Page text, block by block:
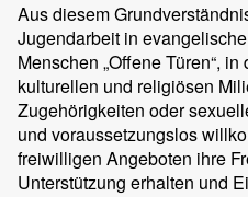
Aus diesem
Jugendarbeit in
Menschen „Offene Türen“,
kulturellen und religiösen
Zugehörigkeiten oder
und voraussetzungslos
freiwilligen Angeboten ihre
Unterstützung erhalten und